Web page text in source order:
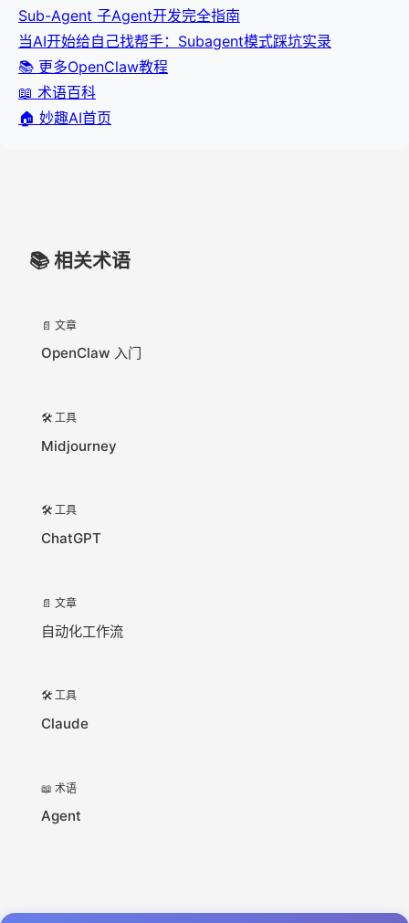
Sub-Agent 子Agent开发完全指南
当AI开始给自己找帮手：Subagent模式踩坑实录
📚 更多OpenClaw教程
📖 术语百科
🏠 妙趣AI首页
📚 相关术语
📄 文章
OpenClaw 入门
🛠️ 工具
Midjourney
🛠️ 工具
ChatGPT
📄 文章
自动化工作流
🛠️ 工具
Claude
📖 术语
Agent